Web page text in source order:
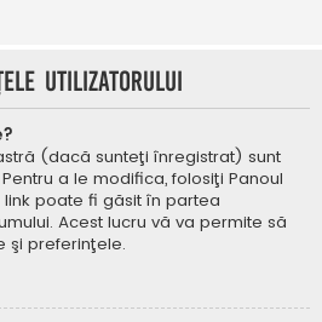
utilizatorului
(dacă sunteţi înregistrat) sunt
a le modifica, folosiţi Panoul
poate fi găsit în partea
Acest lucru vă va permite să
şi preferinţele.